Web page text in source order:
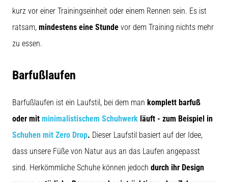
kurz vor einer Trainingseinheit oder einem Rennen sein. Es ist
ratsam, mindestens eine Stunde vor dem Training nichts mehr
zu essen.
Barfußlaufen
Barfußlaufen ist ein Laufstil, bei dem man komplett barfuß
oder mit minimalistischem Schuhwerk läuft - zum Beispiel in
Schuhen mit Zero Drop. Dieser Laufstil basiert auf der Idee,
dass unsere Füße von Natur aus an das Laufen angepasst
sind. Herkömmliche Schuhe können jedoch durch ihr Design